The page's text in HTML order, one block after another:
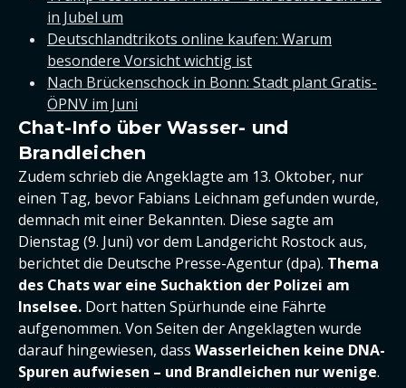
in Jubel um
Deutschlandtrikots online kaufen: Warum
besondere Vorsicht wichtig ist
Nach Brückenschock in Bonn: Stadt plant Gratis-
ÖPNV im Juni
Chat-Info über Wasser- und
Brandleichen
Zudem schrieb die Angeklagte am 13. Oktober, nur
einen Tag, bevor Fabians Leichnam gefunden wurde,
demnach mit einer Bekannten. Diese sagte am
Dienstag (9. Juni) vor dem Landgericht Rostock aus,
berichtet die Deutsche Presse-Agentur (dpa). Thema
des Chats war eine Suchaktion der Polizei am
Inselsee. Dort hatten Spürhunde eine Fährte
aufgenommen. Von Seiten der Angeklagten wurde
darauf hingewiesen, dass Wasserleichen keine DNA-
Spuren aufwiesen – und Brandleichen nur wenige.